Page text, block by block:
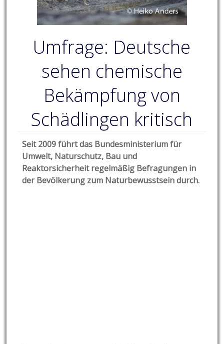
Umfrage: Deutsche
sehen chemische
Bekämpfung von
Schädlingen kritisch
Seit 2009 führt das Bundesministerium für
Umwelt, Naturschutz, Bau und
Reaktorsicherheit regelmäßig Befragungen in
der Bevölkerung zum Naturbewusstsein durch.